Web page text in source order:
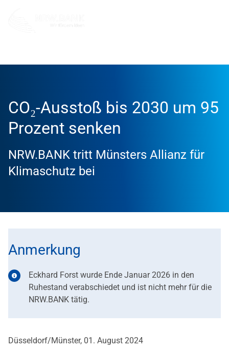
CO₂-Ausstoß bis 2030 um 95
Prozent senken
NRW.BANK tritt Münsters Allianz für
Klimaschutz bei
Anmerkung
Eckhard Forst wurde Ende Januar 2026 in den
Ruhestand verabschiedet und ist nicht mehr für die
NRW.BANK tätig.
Düsseldorf/Münster, 01. August 2024